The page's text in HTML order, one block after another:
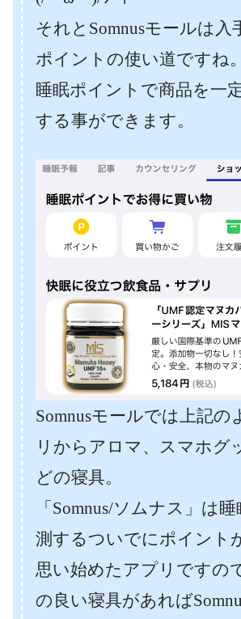
それとSomnusモールは入
ポイントの使い道ですね。
睡眠ポイントで商品を一
する事ができます。
Somnusモールでは上記の
リからアロマ、スマホグ
どの寝具。
「Somnus/ソムナス」は
測するついでにポイント
思い始めたアプリですの
の良い寝具があれば